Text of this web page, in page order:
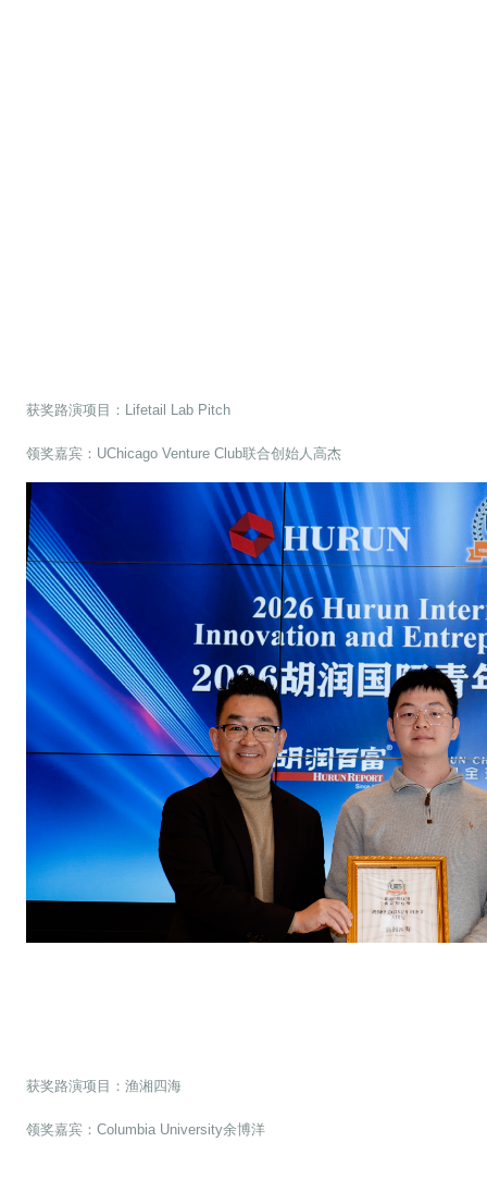
获奖路演项目：Lifetail Lab Pitch
领奖嘉宾：UChicago Venture Club联合创始人高杰
获奖路演项目：渔湘四海
领奖嘉宾：Columbia University余博洋